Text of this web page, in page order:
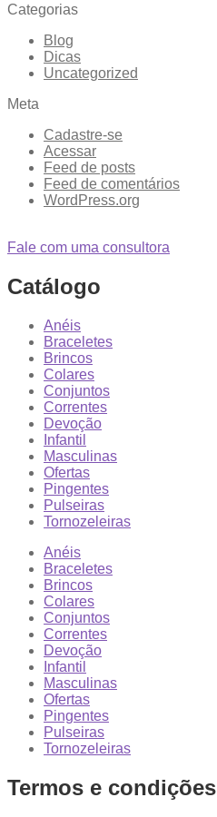
Categorias
Blog
Dicas
Uncategorized
Meta
Cadastre-se
Acessar
Feed de posts
Feed de comentários
WordPress.org
Fale com uma consultora
Catálogo
Anéis
Braceletes
Brincos
Colares
Conjuntos
Correntes
Devoção
Infantil
Masculinas
Ofertas
Pingentes
Pulseiras
Tornozeleiras
Anéis
Braceletes
Brincos
Colares
Conjuntos
Correntes
Devoção
Infantil
Masculinas
Ofertas
Pingentes
Pulseiras
Tornozeleiras
Termos e condições